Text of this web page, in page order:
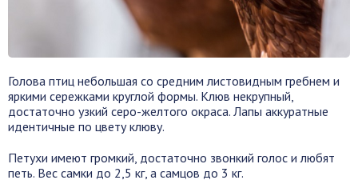
Голова птиц небольшая со средним листовидным гребнем и
яркими сережками круглой формы. Клюв некрупный,
достаточно узкий серо-желтого окраса. Лапы аккуратные
идентичные по цвету клюву.
Петухи имеют громкий, достаточно звонкий голос и любят
петь. Вес самки до 2,5 кг, а самцов до 3 кг.